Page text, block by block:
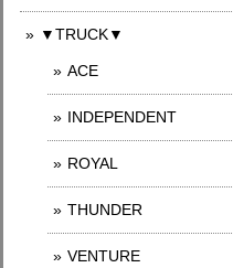
▼TRUCK▼
ACE
INDEPENDENT
ROYAL
THUNDER
VENTURE